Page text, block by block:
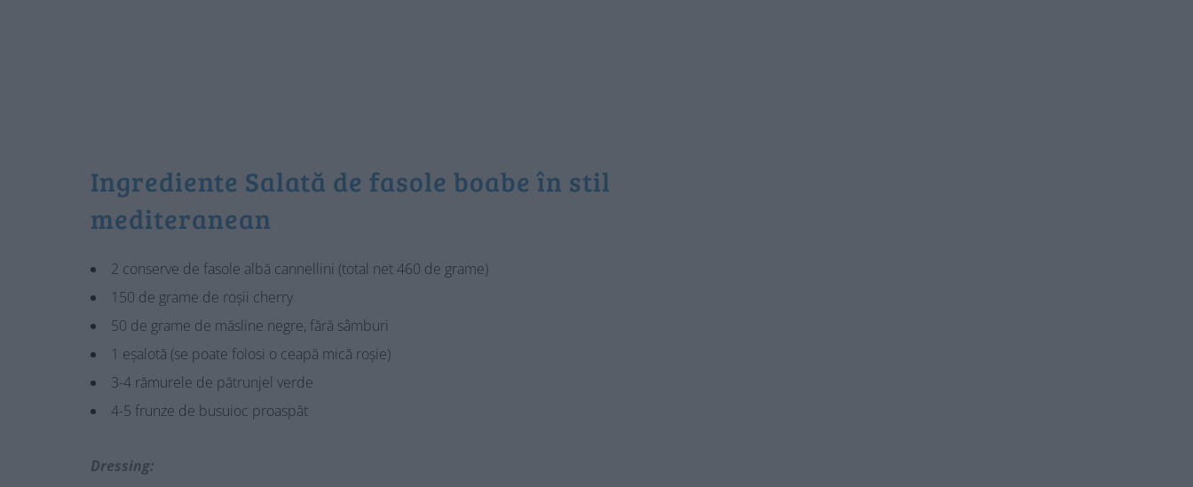
Ingrediente Salată de fasole boabe în stil
mediteranean
2 conserve de fasole albă cannellini (total net 460 de grame)
150 de grame de roșii cherry
50 de grame de măsline negre, fără sâmburi
1 eșalotă (se poate folosi o ceapă mică roșie)
3-4 rămurele de pătrunjel verde
4-5 frunze de busuioc proaspăt
Dressing: